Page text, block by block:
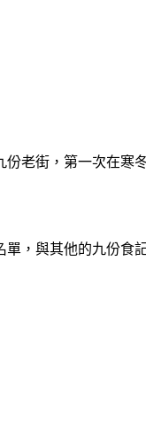
老街，第一次在寒
，與其他的九份食